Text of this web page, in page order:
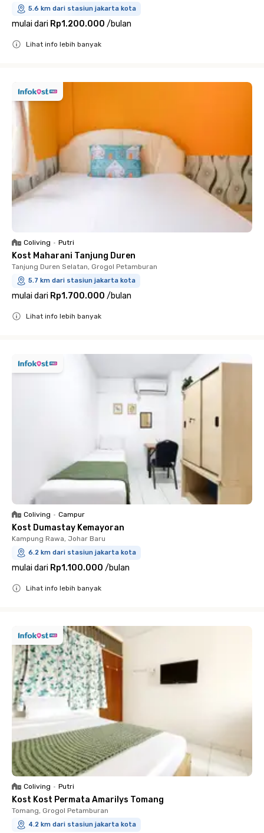
5.6 km dari stasiun jakarta kota
mulai dari Rp1.200.000 /bulan
Lihat info lebih banyak
Coliving • Putri
Kost Maharani Tanjung Duren
Tanjung Duren Selatan, Grogol Petamburan
5.7 km dari stasiun jakarta kota
mulai dari Rp1.700.000 /bulan
Lihat info lebih banyak
Coliving • Campur
Kost Dumastay Kemayoran
Kampung Rawa, Johar Baru
6.2 km dari stasiun jakarta kota
mulai dari Rp1.100.000 /bulan
Lihat info lebih banyak
Coliving • Putri
Kost Kost Permata Amarilys Tomang
Tomang, Grogol Petamburan
4.2 km dari stasiun jakarta kota